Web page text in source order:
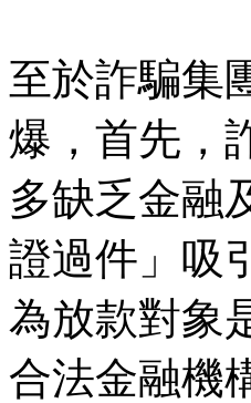
至於詐騙集
爆，首先，
多缺乏金融
證過件」吸
為放款對象
合法金融機